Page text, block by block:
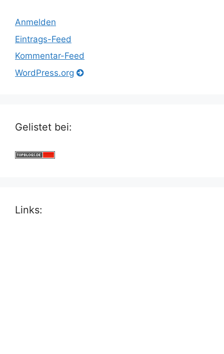
Anmelden
Eintrags-Feed
Kommentar-Feed
WordPress.org
Gelistet bei:
Links: